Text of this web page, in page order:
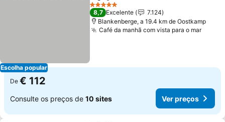
Escolha popular
5 Estrelas
8,7 Excelente
7.124
Blankenberge, a 19.4 km de Oostkamp
Café da manhã com vista para o mar
De € 112
Consulte os preços de 10 sites Ver preços